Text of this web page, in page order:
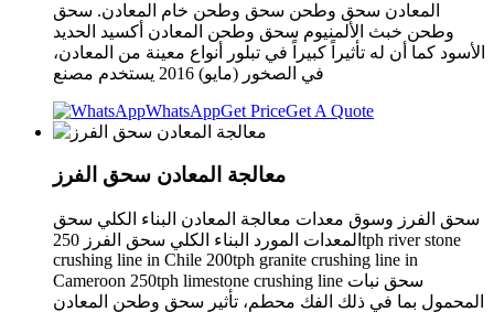
المعادن سحق وطحن سحق وطحن خام المعادن. سحق
وطحن خبث الألمنيوم سحق وطحن المعادن أكسيد الحديد
الأسود كما أن له تأثيراً كبيراً في تبلور أنواع معينة من المعادن،
في الصخور (مايو) 2016 يستخدم مصنع
WhatsAppGet PriceGet A Quote
معالجة المعادن سحق الفرز
سحق الفرز وسوق معدات معالجة المعادن البناء الكلي سحق
المعدات المورد البناء الكلي سحق الفرز 250tph river stone
crushing line in Chile 200tph granite crushing line in
Cameroon 250tph limestone crushing line سحق نبات
المحمول بما في ذلك الفك محطم، تأثير سحق وطحن المعادن